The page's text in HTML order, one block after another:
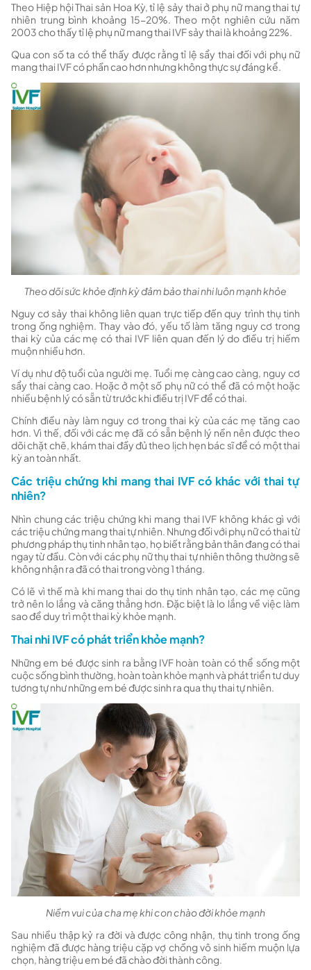
Theo Hiệp hội Thai sản Hoa Kỳ, tỉ lệ sảy thai ở phụ nữ mang thai tự
nhiên trung bình khoảng 15-20%. Theo một nghiên cứu năm
2003 cho thấy tỉ lệ phụ nữ mang thai IVF sảy thai là khoảng 22%.
Qua con số ta có thể thấy được rằng tỉ lệ sẩy thai đối với phụ nữ
mang thai IVF có phần cao hơn nhưng không thực sự đáng kể.
Theo dõi sức khỏe định kỳ đảm bảo thai nhi luôn mạnh khỏe
Nguy cơ sảy thai không liên quan trực tiếp đến quy trình thụ tinh
trong ống nghiệm. Thay vào đó, yếu tố làm tăng nguy cơ trong
thai kỳ của các mẹ có thai IVF liên quan đến lý do điều trị hiếm
muộn nhiều hơn.
Ví dụ như độ tuổi của người mẹ. Tuổi mẹ càng cao càng, nguy cơ
sẩy thai càng cao. Hoặc ở một số phụ nữ có thể đã có một hoặc
nhiều bệnh lý có sẵn từ trước khi điều trị IVF để có thai.
Chính điều này làm nguy cơ trong thai kỳ của các mẹ tăng cao
hơn. Vì thế, đối với các mẹ đã có sẵn bệnh lý nền nên được theo
dõi chặt chẽ, khám thai đầy đủ theo lịch hẹn bác sĩ để có một thai
kỳ an toàn nhất.
Các triệu chứng khi mang thai IVF có khác với thai tự
nhiên?
Nhìn chung các triệu chứng khi mang thai IVF không khác gì với
các triệu chứng mang thai tự nhiên. Nhưng đối với phụ nữ có thai từ
phương pháp thụ tinh nhân tạo, họ biết rằng bản thân đang có thai
ngay từ đầu. Còn với các phụ nữ thụ thai tự nhiên thông thường sẽ
không nhận ra đã có thai trong vòng 1 tháng.
Có lẽ vì thế mà khi mang thai do thụ tinh nhân tạo, các mẹ cũng
trở nên lo lắng và căng thẳng hơn. Đặc biệt là lo lắng về việc làm
sao để duy trì một thai kỳ khỏe mạnh.
Thai nhi IVF có phát triển khỏe mạnh?
Những em bé được sinh ra bằng IVF hoàn toàn có thể sống một
cuộc sống bình thường, hoàn toàn khỏe mạnh và phát triển tư duy
tương tự như những em bé được sinh ra qua thụ thai tự nhiên.
Niềm vui của cha mẹ khi con chào đời khỏe mạnh
Sau nhiều thập kỷ ra đời và được công nhận, thụ tinh trong ống
nghiệm đã được hàng triệu cặp vợ chồng vô sinh hiếm muộn lựa
chọn, hàng triệu em bé đã chào đời thành công.